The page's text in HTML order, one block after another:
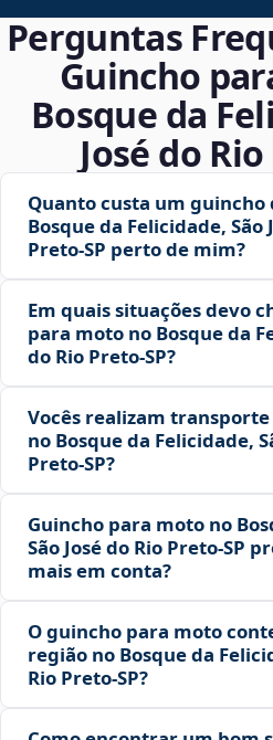
Perguntas
Guincho
Bosque da
José do Rio
Quanto custa um guincho
Bosque da Felicidade, São
Preto‑SP perto de mim?
Em quais situações devo
para moto no Bosque da
do Rio Preto‑SP?
Vocês realizam
no Bosque da Felicidade,
Preto‑SP?
Guincho para moto no
São José do Rio Preto‑SP
mais em conta?
O guincho para moto
região no Bosque da
Rio Preto‑SP?